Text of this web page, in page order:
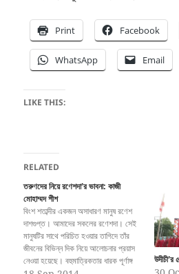
Print Facebook
WhatsApp Email
LIKE THIS:
RELATED
তরুণদের নিয়ে রণেশদা’র ভাবনা: কাজী
মোহাম্মদ শীশ
বিংশ শতাব্দীর একজন অসাধারণ মানুষ রণেশ
দাশগুপ্ত। আমাদের সকলের রণেশদা। সেই
মানুষটির সাথে পরিচিত হওয়ার তাগিদে তাঁর
জীবনের বিভিন্ন দিক নিয়ে আলোচনার প্রয়াস
নেওয়া হয়েছে। বহুমাত্রিকতার ধারক পূর্ণাঙ্গ
উদীচী’র